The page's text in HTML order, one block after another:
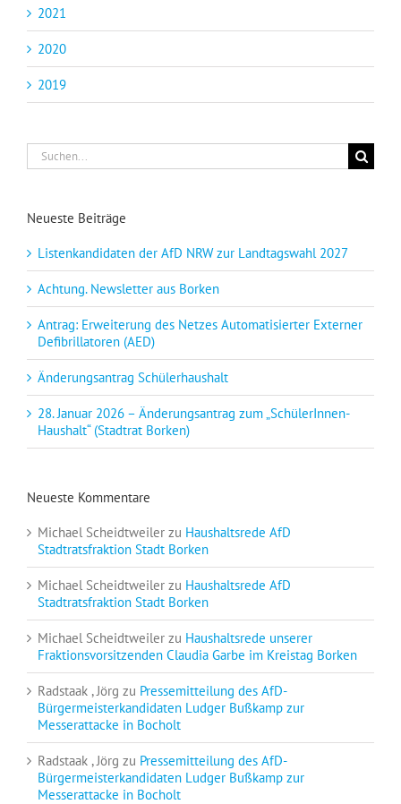
2021
2020
2019
Suche
nach:
Neueste Beiträge
Listenkandidaten der AfD NRW zur Landtagswahl 2027
Achtung. Newsletter aus Borken
Antrag: Erweiterung des Netzes Automatisierter Externer
Defibrillatoren (AED)
Änderungsantrag Schülerhaushalt
28. Januar 2026 – Änderungsantrag zum „SchülerInnen-
Haushalt“ (Stadtrat Borken)
Neueste Kommentare
Michael Scheidtweiler zu Haushaltsrede AfD
Stadtratsfraktion Stadt Borken
Michael Scheidtweiler zu Haushaltsrede AfD
Stadtratsfraktion Stadt Borken
Michael Scheidtweiler zu Haushaltsrede unserer
Fraktionsvorsitzenden Claudia Garbe im Kreistag Borken
Radstaak , Jörg zu Pressemitteilung des AfD-
Bürgermeisterkandidaten Ludger Bußkamp zur
Messerattacke in Bocholt
Radstaak , Jörg zu Pressemitteilung des AfD-
Bürgermeisterkandidaten Ludger Bußkamp zur
Messerattacke in Bocholt